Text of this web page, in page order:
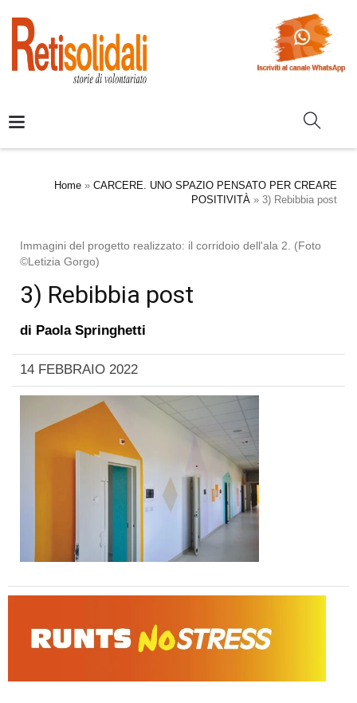
Home » CARCERE. UNO SPAZIO PENSATO PER CREARE
POSITIVITÀ » 3) Rebibbia post
Immagini del progetto realizzato: il corridoio dell'ala 2. (Foto
©Letizia Gorgo)
3) Rebibbia post
di Paola Springhetti
14 FEBBRAIO 2022